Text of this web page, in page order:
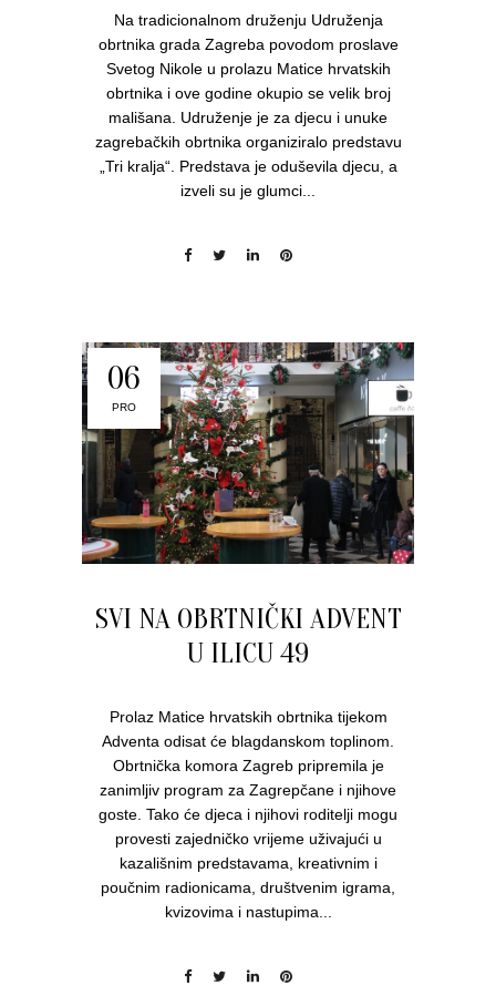
Na tradicionalnom druženju Udruženja
obrtnika grada Zagreba povodom proslave
Svetog Nikole u prolazu Matice hrvatskih
obrtnika i ove godine okupio se velik broj
mališana. Udruženje je za djecu i unuke
zagrebačkih obrtnika organiziralo predstavu
„Tri kralja“. Predstava je oduševila djecu, a
izveli su je glumci...
06
PRO
SVI NA OBRTNIČKI ADVENT
U ILICU 49
Prolaz Matice hrvatskih obrtnika tijekom
Adventa odisat će blagdanskom toplinom.
Obrtnička komora Zagreb pripremila je
zanimljiv program za Zagrepčane i njihove
goste. Tako će djeca i njihovi roditelji mogu
provesti zajedničko vrijeme uživajući u
kazališnim predstavama, kreativnim i
poučnim radionicama, društvenim igrama,
kvizovima i nastupima...